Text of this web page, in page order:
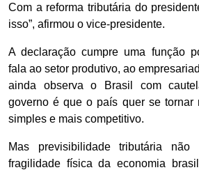
Com a reforma tributária do
isso”, afirmou o vice-presidente.
A declaração cumpre uma função
fala ao setor produtivo, ao
ainda observa o Brasil com
governo é que o país quer se tornar
simples e mais competitivo.
Mas previsibilidade tributária não
fragilidade física da economia